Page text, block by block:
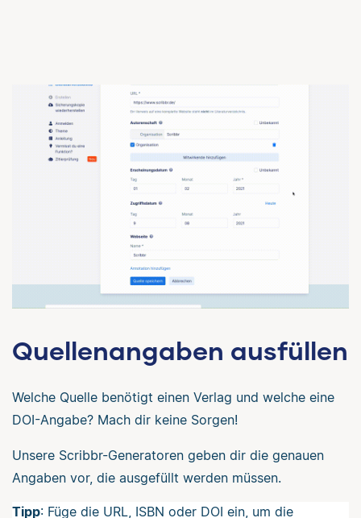
Quellenangaben ausfüllen
Welche Quelle benötigt einen Verlag und welche eine
DOI-Angabe? Mach dir keine Sorgen!
Unsere Scribbr-Generatoren geben dir die genauen
Angaben vor, die ausgefüllt werden müssen.
Tipp: Füge die URL, ISBN oder DOI ein, um die